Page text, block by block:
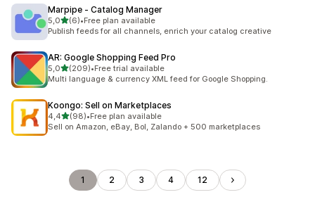
Marpipe ‑ Catalog Manager
5,0av 5 stjerner
(6)
Totalt 6 omtaler
•Free plan available
Publish feeds for all channels, enrich your catalog creative
AR: Google Shopping Feed Pro
5,0av 5 stjerner
(209)
Totalt 209 omtaler
•Free trial available
Multi language & currency XML feed for Google Shopping.
Koongo: Sell on Marketplaces
4,4av 5 stjerner
(98)
Totalt 98 omtaler
•Free plan available
Sell on Amazon, eBay, Bol, Zalando + 500 marketplaces
1 2 3 4 12